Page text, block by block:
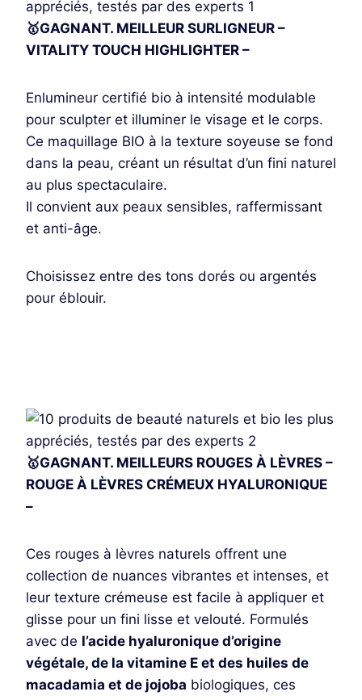
🥇GAGNANT. MEILLEUR SURLIGNEUR –
VITALITY TOUCH HIGHLIGHTER –
Enlumineur certifié bio à intensité modulable
pour sculpter et illuminer le visage et le corps.
Ce maquillage BIO à la texture soyeuse se fond
dans la peau, créant un résultat d’un fini naturel
au plus spectaculaire.
Il convient aux peaux sensibles, raffermissant
et anti-âge.
Choisissez entre des tons dorés ou argentés
pour éblouir.
🥇GAGNANT. MEILLEURS ROUGES À LÈVRES –
ROUGE À LÈVRES CRÉMEUX HYALURONIQUE
–
Ces rouges à lèvres naturels offrent une
collection de nuances vibrantes et intenses, et
leur texture crémeuse est facile à appliquer et
glisse pour un fini lisse et velouté. Formulés
avec de l’acide hyaluronique d’origine
végétale, de la vitamine E et des huiles de
macadamia et de jojoba biologiques, ces